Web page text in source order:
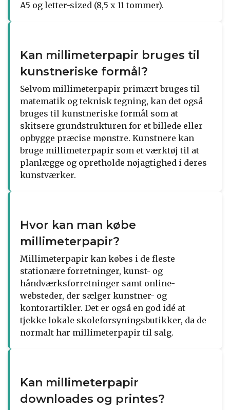
A5 og letter-sized (8,5 x 11 tommer).
Kan millimeterpapir bruges til
kunstneriske formål?
Selvom millimeterpapir primært bruges til
matematik og teknisk tegning, kan det også
bruges til kunstneriske formål som at
skitsere grundstrukturen for et billede eller
opbygge præcise mønstre. Kunstnere kan
bruge millimeterpapir som et værktøj til at
planlægge og opretholde nøjagtighed i deres
kunstværker.
Hvor kan man købe
millimeterpapir?
Millimeterpapir kan købes i de fleste
stationære forretninger, kunst- og
håndværksforretninger samt online-
websteder, der sælger kunstner- og
kontorartikler. Det er også en god idé at
tjekke lokale skoleforsyningsbutikker, da de
normalt har millimeterpapir til salg.
Kan millimeterpapir
downloades og printes?